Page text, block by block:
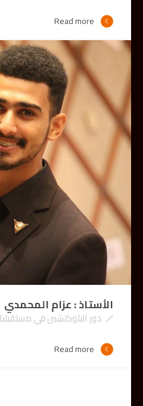
Read more
الأستاذ : عزام المحمدي
دور البلوكتشين في مستقبلنا
Read more